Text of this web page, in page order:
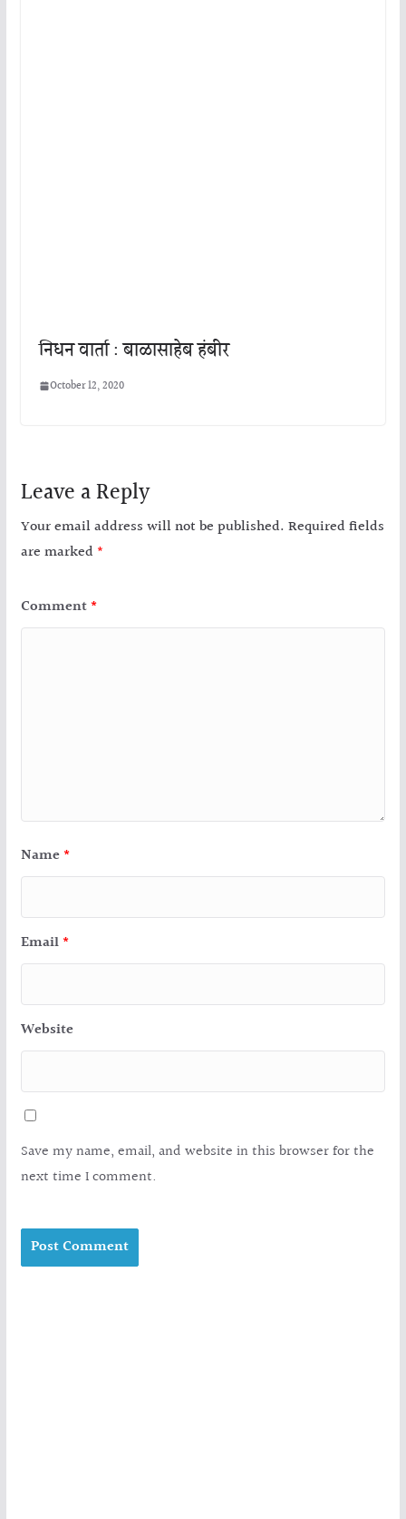
निधन वार्ता : बाळासाहेब हंबीर
October 12, 2020
Leave a Reply
Your email address will not be published. Required fields
are marked *
Comment *
Name *
Email *
Website
Save my name, email, and website in this browser for the
next time I comment.